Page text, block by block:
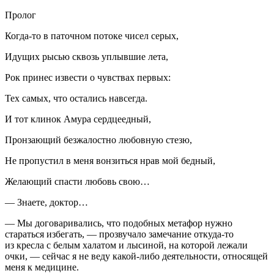
Пролог
Когда-то в паточном потоке чисел серых,
Идущих рысью сквозь уплывшие лета,
Рок принес извести о чувствах первых:
Тех самых, что остались навсегда.
И тот клинок Амура сердцеедный,
Пронзающий безжалостно любовную стезю,
Не пропустил в меня вонзиться нрав мой бедный,
Желающий спасти любовь свою…
— Знаете, доктор…
— Мы договаривались, что подобных метафор нужно
стараться избегать, — прозвучало замечание откуда-то
из кресла с белым халатом и лысиной, на которой лежали
очки, — сейчас я не веду какой-либо деятельности, относящей
меня к медицине.